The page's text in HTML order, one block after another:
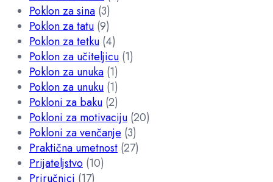
Poklon za sina (3)
Poklon za tatu (9)
Poklon za tetku (4)
Poklon za učiteljicu (1)
Poklon za unuka (1)
Poklon za unuku (1)
Pokloni za baku (2)
Pokloni za motivaciju (20)
Pokloni za venčanje (3)
Praktična umetnost (27)
Prijateljstvo (10)
Priručnici (17)